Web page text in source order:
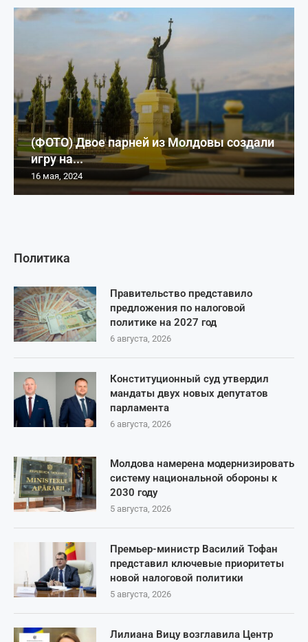
Политика
Правительство представило
предложения по налоговой
политике на 2027 год
6 августа, 2026
Конституционный суд утвердил
мандаты двух новых депутатов
парламента
6 августа, 2026
Молдова намерена модернизировать
систему национальной обороны к
2030 году
5 августа, 2026
Премьер-министр Василий Тофан
представил ключевые приоритеты
новой налоговой политики
5 августа, 2026
Лилиана Вицу возглавила Центр
(ФОТО) Двое парней из Молдовы создали
игру на...
16 мая, 2024